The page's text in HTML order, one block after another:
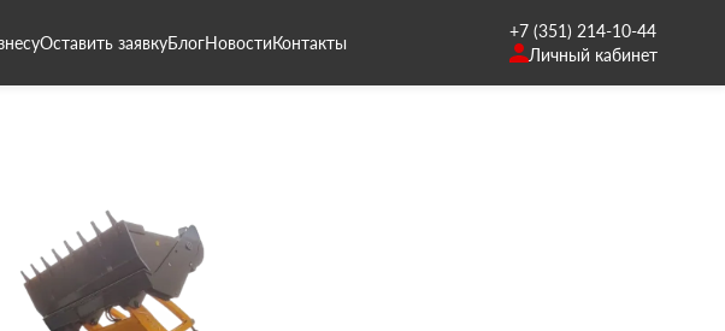
Оставить заявкуБлогНовостиКонтакты
+7 (351) 214-10-44
Личный кабинет